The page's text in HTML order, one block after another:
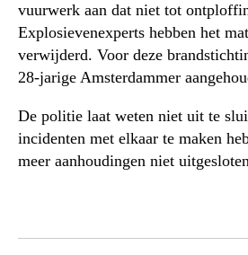
vuurwerk aan dat niet tot
Explosievenexperts hebben het
verwijderd. Voor deze
28-jarige Amsterdammer
De politie laat weten niet uit te
incidenten met elkaar te maken
meer aanhoudingen niet